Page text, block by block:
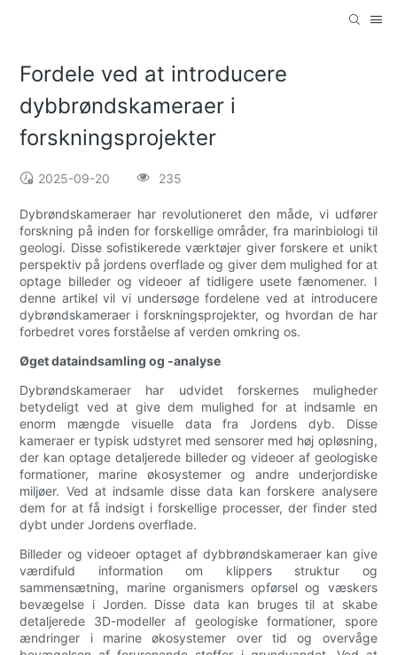
Fordele ved at introducere
dybbrøndskameraer i
forskningsprojekter
2025-09-20 235
Dybrøndskameraer har revolutioneret den måde, vi udfører
forskning på inden for forskellige områder, fra marinbiologi til
geologi. Disse sofistikerede værktøjer giver forskere et unikt
perspektiv på jordens overflade og giver dem mulighed for at
optage billeder og videoer af tidligere usete fænomener. I
denne artikel vil vi undersøge fordelene ved at introducere
dybrøndskameraer i forskningsprojekter, og hvordan de har
forbedret vores forståelse af verden omkring os.
Øget dataindsamling og -analyse
Dybrøndskameraer har udvidet forskernes muligheder
betydeligt ved at give dem mulighed for at indsamle en
enorm mængde visuelle data fra Jordens dyb. Disse
kameraer er typisk udstyret med sensorer med høj opløsning,
der kan optage detaljerede billeder og videoer af geologiske
formationer, marine økosystemer og andre underjordiske
miljøer. Ved at indsamle disse data kan forskere analysere
dem for at få indsigt i forskellige processer, der finder sted
dybt under Jordens overflade.
Billeder og videoer optaget af dybbrøndskameraer kan give
værdifuld information om klippers struktur og
sammensætning, marine organismers opførsel og væskers
bevægelse i Jorden. Disse data kan bruges til at skabe
detaljerede 3D-modeller af geologiske formationer, spore
ændringer i marine økosystemer over tid og overvåge